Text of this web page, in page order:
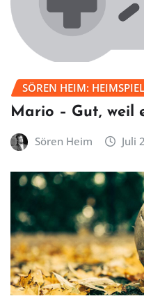
SÖREN HEIM: HEIMSPIEL
Mario – Gut, weil
Sören Heim Juli